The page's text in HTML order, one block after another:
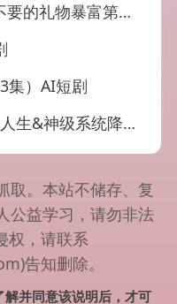
主不要的礼物暴富第二季（30集）AI短剧
集）AI短剧
我重启人生（69集）AI短剧
取。本站不储存、复
公益学习，请勿非法
权，请联系
告知删除。
并同意该说明后，才可